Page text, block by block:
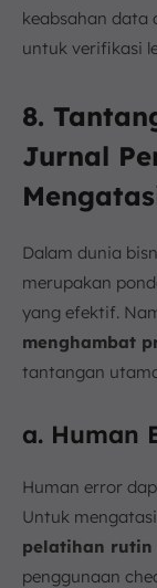
keabsahan data
untuk verifikasi
8.
Jurnal
Dalam dunia
merupakan
yang efektif.
menghambat
tantangan
a. Human
Human error
Untuk
pelatihan rutin
penggunaan